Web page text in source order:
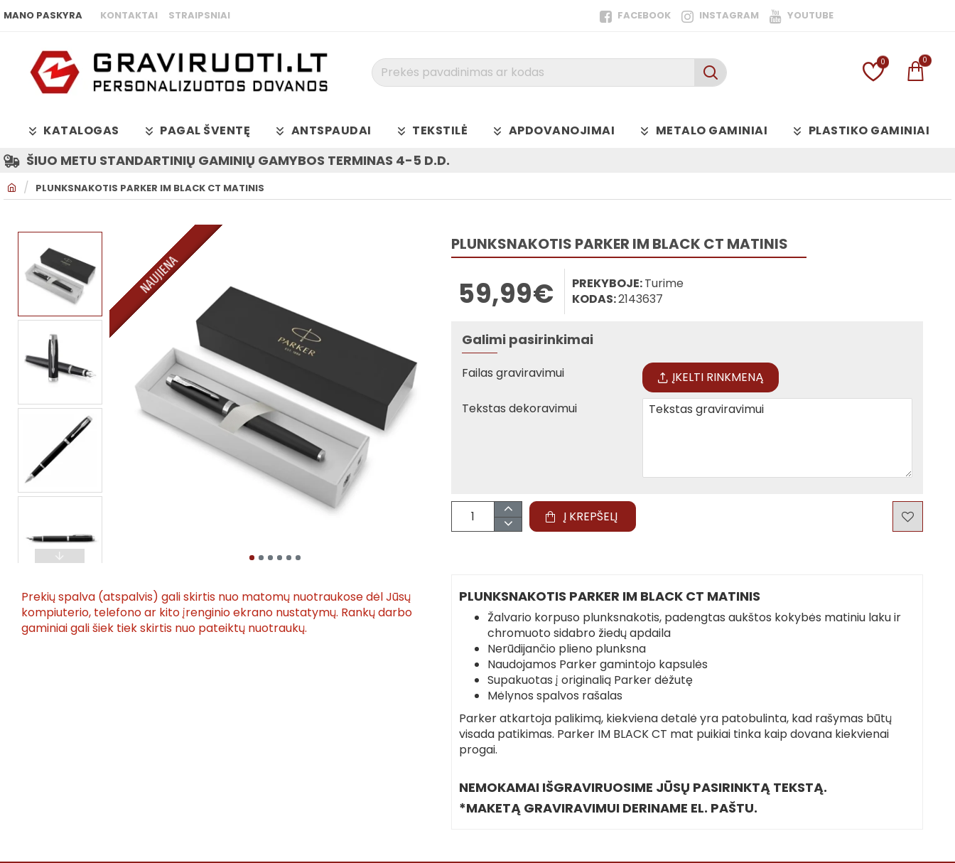
MANO PASKYRA KONTAKTAI STRAIPSNIAI FACEBOOK INSTAGRAM YOUTUBE
Prekės
kodas
0 0
KATALOGAS PAGAL ŠVENTĘ ANTSPAUDAI TEKSTILĖ APDOVANOJIMAI METALO GAMINIAI PLASTIKO GAMINIAI
O
PLUNKSNAKOTIS PARKER IM BLACK CT MATINIS
ŠIUO METU STANDARTINIŲ GAMINIŲ GAMYBOS TERMINAS 4-5 D.D.
NAUJIENA
Prekių spalva (atspalvis) gali skirtis nuo matomų nuotraukose dėl Jūsų
kompiuterio, telefono ar kito įrenginio ekrano nustatymų. Rankų darbo
gaminiai gali šiek tiek skirtis nuo pateiktų nuotraukų.
PLUNKSNAKOTIS PARKER IM BLACK CT MATINIS
59,99€ PREKYBOJE:Turime
KODAS:2143637
Galimi pasirinkimai
Failas graviravimui
ĮKELTI RINKMENĄ
Tekstas dekoravimui
Į KREPŠELĮ
PLUNKSNAKOTIS PARKER IM BLACK CT MATINIS
Žalvario korpuso plunksnakotis, padengtas aukštos kokybės matiniu laku ir
chromuoto sidabro žiedų apdaila
Nerūdijančio plieno plunksna
Naudojamos Parker gamintojo kapsulės
Supakuotas į originalią Parker dėžutę
Mėlynos spalvos rašalas
Parker atkartoja palikimą, kiekviena detalė yra patobulinta, kad rašymas būtų
visada patikimas. Parker IM BLACK CT mat puikiai tinka kaip dovana kiekvienai
progai.
NEMOKAMAI IŠGRAVIRUOSIME JŪSŲ PASIRINKTĄ TEKSTĄ.
*MAKETĄ GRAVIRAVIMUI DERINAME EL. PAŠTU.